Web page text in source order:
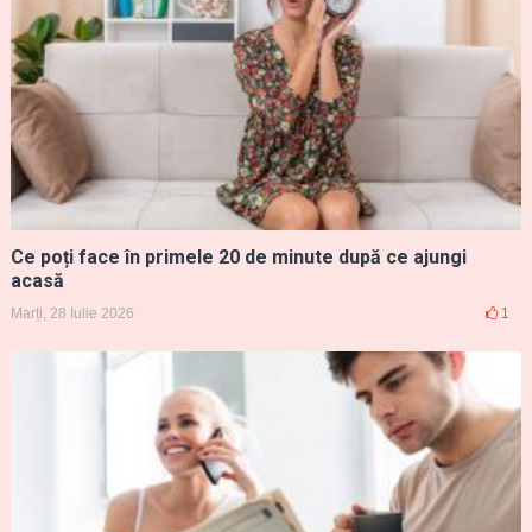
Ce poți face în primele 20 de minute după ce ajungi
acasă
Marți, 28 Iulie 2026 1